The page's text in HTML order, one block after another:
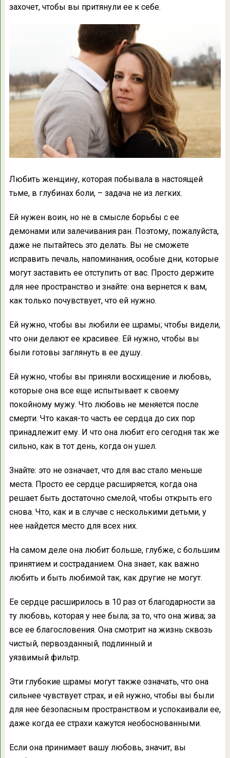
захочет, чтобы вы притянули ее к себе.
Любить женщину, которая побывала в настоящей
тьме, в глубинах боли, – задача не из легких.
Ей нужен воин, но не в смысле борьбы с ее
демонами или залечивания ран. Поэтому, пожалуйста,
даже не пытайтесь это делать. Вы не сможете
исправить печаль, напоминания, особые дни, которые
могут заставить ее отступить от вас. Просто держите
для нее пространство и знайте: она вернется к вам,
как только почувствует, что ей нужно.
Ей нужно, чтобы вы любили ее шрамы; чтобы видели,
что они делают ее красивее. Ей нужно, чтобы вы
были готовы заглянуть в ее душу.
Ей нужно, чтобы вы приняли восхищение и любовь,
которые она все еще испытывает к своему
покойному мужу. Что любовь не меняется после
смерти. Что какая-то часть ее сердца до сих пор
принадлежит ему. И что она любит его сегодня так же
сильно, как в тот день, когда он ушел.
Знайте: это не означает, что для вас стало меньше
места. Просто ее сердце расширяется, когда она
решает быть достаточно смелой, чтобы открыть его
снова. Что, как и в случае с несколькими детьми, у
нее найдется место для всех них.
На самом деле она любит больше, глубже, с большим
принятием и состраданием. Она знает, как важно
любить и быть любимой так, как другие не могут.
Ее сердце расширилось в 10 раз от благодарности за
ту любовь, которая у нее была; за то, что она жива; за
все ее благословения. Она смотрит на жизнь сквозь
чистый, первозданный, подлинный и
уязвимый фильтр.
Эти глубокие шрамы могут также означать, что она
сильнее чувствует страх, и ей нужно, чтобы вы были
для нее безопасным пространством и успокаивали ее,
даже когда ее страхи кажутся необоснованными.
Если она принимает вашу любовь, значит, вы